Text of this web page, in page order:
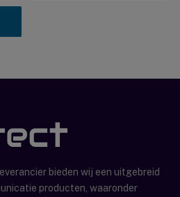
bieden wij een uitgebreid
producten, waaronder